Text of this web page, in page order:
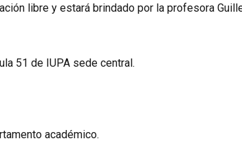
libre y estará brindado por la profesora
51 de IUPA sede central.
académico.